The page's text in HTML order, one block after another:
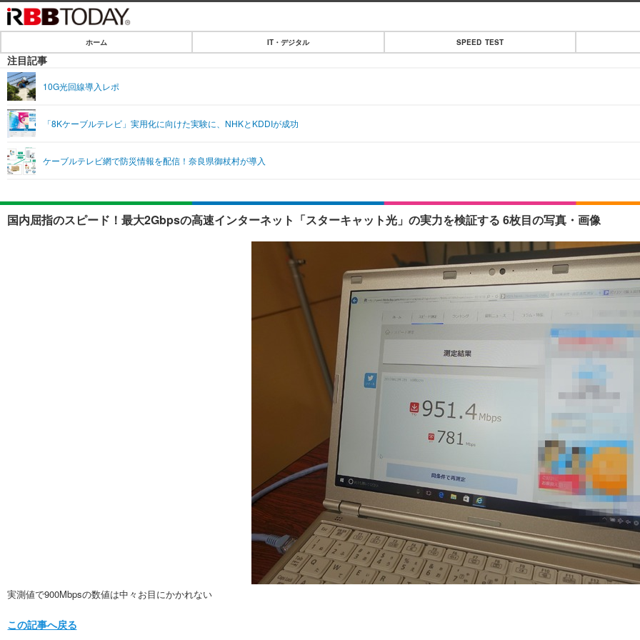
IT・デジタル
ショッピング
SPEED TEST
エンタメ
エンタメTOP
音楽
ライフ
ライフTOP
ペット
リリース一覧
ホーム IT・デジタル SPEED TEST
注目記事
10G光回線導入レポ
「8Kケーブルテレビ」実用化に向けた実験に、NHKとKDDIが成功
ケーブルテレビ網で防災情報を配信！奈良県御杖村が導入
国内屈指のスピード！最大2Gbpsの高速インターネット「スターキャット光」の実力を検証する 6枚目の写真・画像
実測値で900Mbpsの数値は中々お目にかかれない
この記事へ戻る